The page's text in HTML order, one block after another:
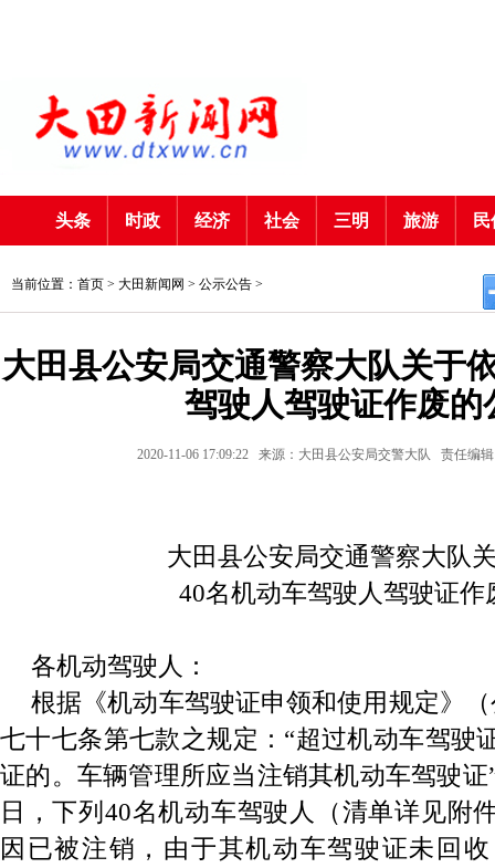
头条 时政 经济 社会 三明 旅游
当前位置：首页 > 大田新闻网 > 公示公告 >
大田县公安局交通警察大队关于
驾驶人驾驶证作废的
2020-11-06 17:09:22 来源：大田县公安局交警大队 责任编
大田县公安局交通警察大队
40名机动车驾驶人驾驶证作
各机动驾驶人：
根据《机动车驾驶证申领和使用规定》
七十七条第七款之规定：“超过机动车驾驶
证的。车辆管理所应当注销其机动车驾驶证
日，下列40名机动车驾驶人（清单详见附
因已被注销，由于其机动车驾驶证未回